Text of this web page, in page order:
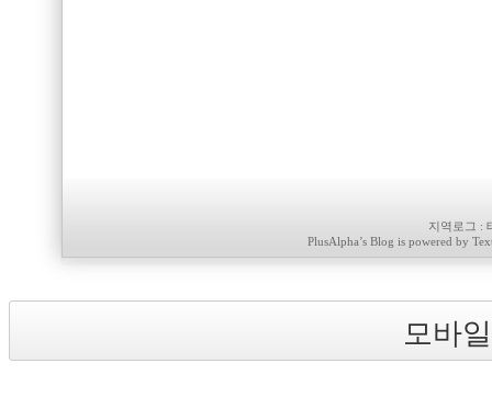
지역로그 :
PlusAlpha’s Blog is powered by
모바